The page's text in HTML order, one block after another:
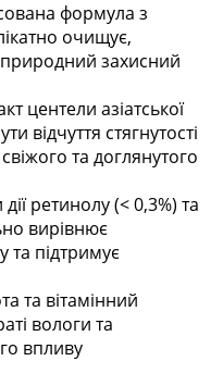
формула з
очищує,
природний захисний
центели азіатської
відчуття стягнутості
та доглянутого
ретинолу (< 0,3%) та
вирівнює
та підтримує
та вітамінний
вологи та
впливу